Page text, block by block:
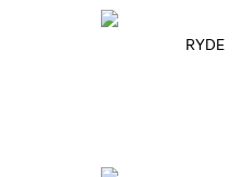
RYDE